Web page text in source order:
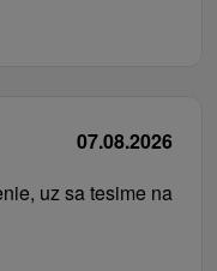
07.08.2026
uz sa tesime na